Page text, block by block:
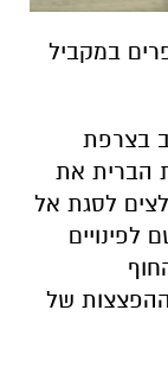
במקביל
בצרפת
הברית את
לסגת אל
של